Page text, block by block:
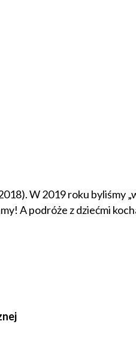
W 2019 roku byliśmy
A podróże z dziećmi